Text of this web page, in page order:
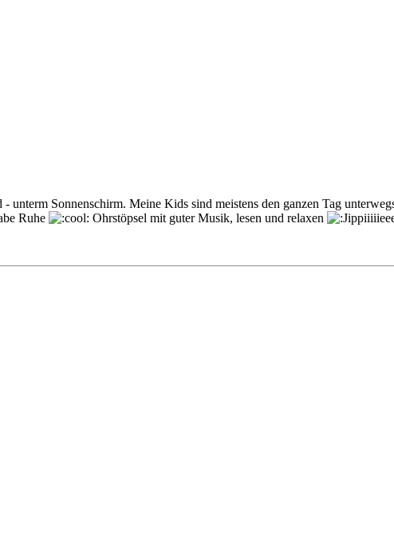
unterm Sonnenschirm. Meine Kids sind meistens den ganzen Tag
Ruhe
Ohrstöpsel mit guter Musik, lesen und relaxen